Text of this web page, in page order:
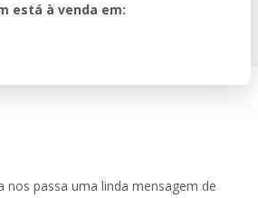
está à venda em:
nos passa uma linda mensagem de